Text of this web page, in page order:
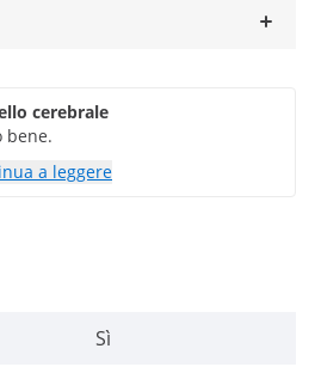
cerebrale
bene.
a leggere
Sì